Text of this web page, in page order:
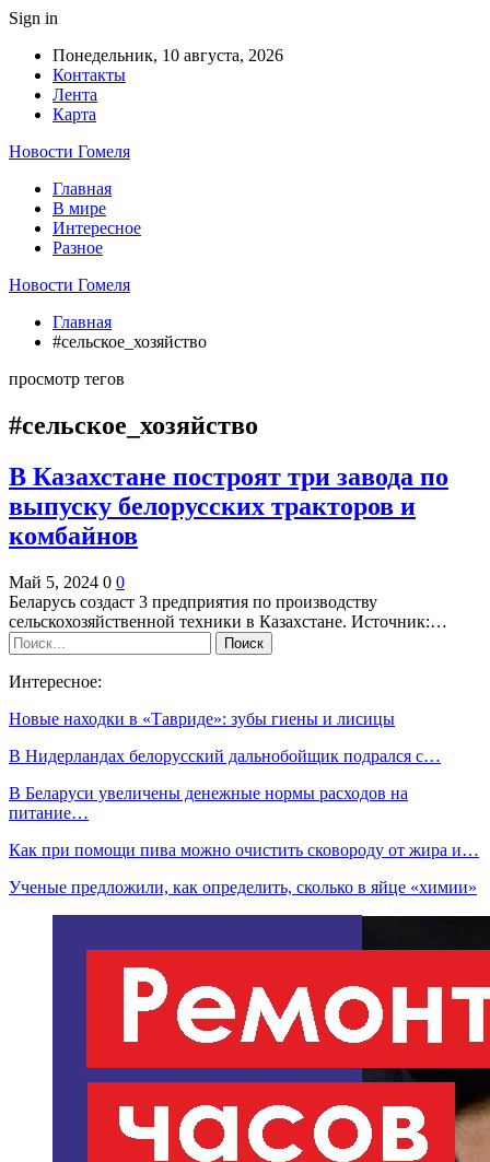
Sign in
Понедельник, 10 августа, 2026
Контакты
Лента
Карта
Новости Гомеля
Главная
В мире
Интересное
Разное
Новости Гомеля
Главная
#сельское_хозяйство
просмотр тегов
#сельское_хозяйство
В Казахстане построят три завода по
выпуску белорусских тракторов и
комбайнов
Май 5, 2024 0 0
Беларусь создаст 3 предприятия по производству
сельскохозяйственной техники в Казахстане. Источник:…
Интересное:
Новые находки в «Тавриде»: зубы гиены и лисицы
В Нидерландах белорусский дальнобойщик подрался с…
В Беларуси увеличены денежные нормы расходов на
питание…
Как при помощи пива можно очистить сковороду от жира и…
Ученые предложили, как определить, сколько в яйце «химии»